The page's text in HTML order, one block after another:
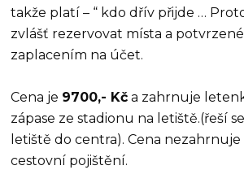
takže platí – “ kdo dřív přijde …
zvlášť rezervovat místa a
zaplacením na účet.
Cena je 9700,- Kč a zahrnuje
zápase ze stadionu na letiště.(řeší
letiště do centra). Cena
cestovní pojištění.